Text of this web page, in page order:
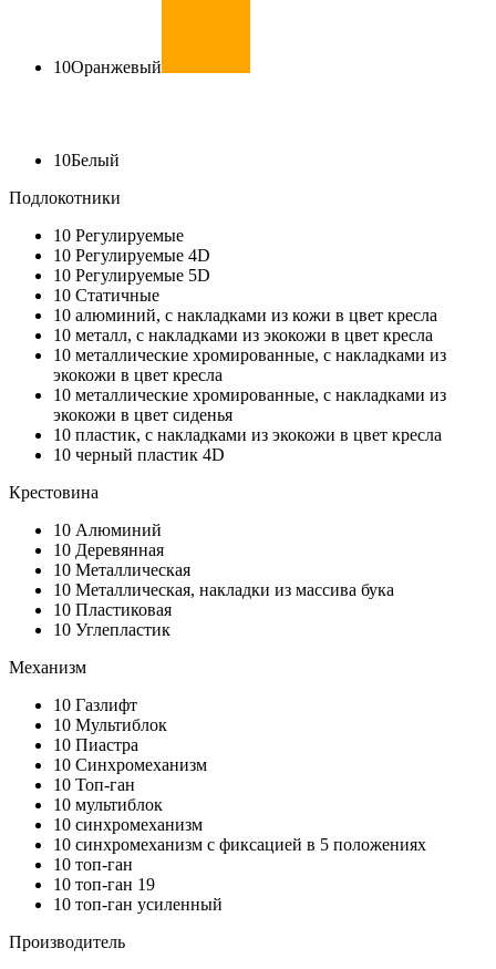
10Оранжевый
10Белый
Подлокотники
10 Регулируемые
10 Регулируемые 4D
10 Регулируемые 5D
10 Статичные
10 алюминий, с накладками из кожи в цвет кресла
10 металл, с накладками из экокожи в цвет кресла
10 металлические хромированные, с накладками из
экокожи в цвет кресла
10 металлические хромированные, с накладками из
экокожи в цвет сиденья
10 пластик, с накладками из экокожи в цвет кресла
10 черный пластик 4D
Крестовина
10 Алюминий
10 Деревянная
10 Металлическая
10 Металлическая, накладки из массива бука
10 Пластиковая
10 Углепластик
Механизм
10 Газлифт
10 Мультиблок
10 Пиастра
10 Синхромеханизм
10 Топ-ган
10 мультиблок
10 синхромеханизм
10 синхромеханизм с фиксацией в 5 положениях
10 топ-ган
10 топ-ган 19
10 топ-ган усиленный
Производитель